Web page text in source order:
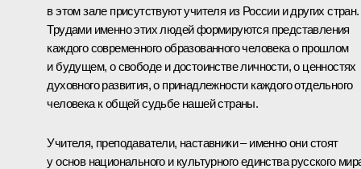
в этом зале присутствуют учителя из России и других стран.
Трудами именно этих людей формируются представления
каждого современного образованного человека о прошлом
и будущем, о свободе и достоинстве личности, о ценностях
духовного развития, о принадлежности каждого отдельного
человека к общей судьбе нашей страны.
Учителя, преподаватели, наставники – именно они стоят
у основ национального и культурного единства русского